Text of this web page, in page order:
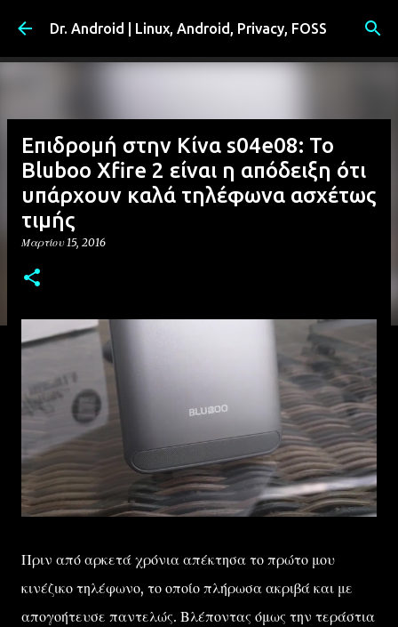
Μετάβαση στο κύριο περιεχόμενο
Dr. Android | Linux, Android, Privacy, FOSS
Επιδρομή στην Κίνα s04e08: Το
Bluboo Xfire 2 είναι η απόδειξη ότι
υπάρχουν καλά τηλέφωνα ασχέτως
τιμής
Μαρτίου 15, 2016
Πριν από αρκετά χρόνια απέκτησα το πρώτο μου
κινέζικο τηλέφωνο, το οποίο πλήρωσα ακριβά και με
απογοήτευσε παντελώς. Βλέποντας όμως την τεράστια